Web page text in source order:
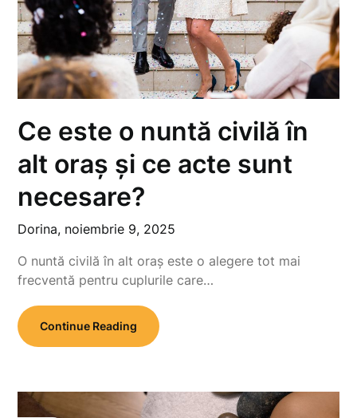
Ce este o nuntă civilă în
alt oraș și ce acte sunt
necesare?
Dorina, noiembrie 9, 2025
O nuntă civilă în alt oraș este o alegere tot mai
frecventă pentru cuplurile care…
Continue Reading